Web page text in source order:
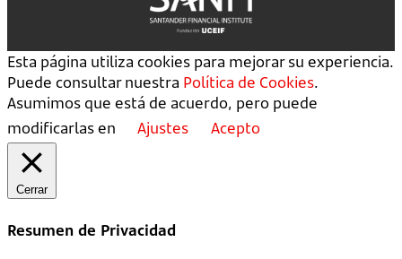
Esta página utiliza cookies para mejorar su experiencia.
Puede consultar nuestra Política de Cookies.
Asumimos que está de acuerdo, pero puede
modificarlas en
Ajustes Acepto
Cerrar
Resumen de Privacidad